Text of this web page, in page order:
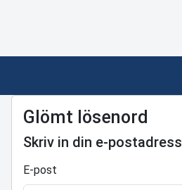
Glömt lösenord
Skriv in din e-postadress
E-post